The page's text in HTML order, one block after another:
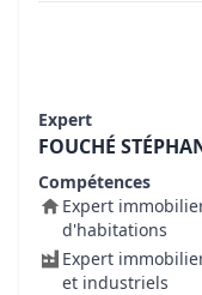
Expert
FOUCHÉ
Compétences
Expert
d'habitations
Expert
et industriels